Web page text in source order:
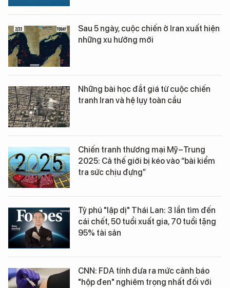
Sau 5 ngày, cuộc chiến ở Iran xuất hiện
những xu hướng mới
Những bài học đắt giá từ cuộc chiến
tranh Iran và hệ lụy toàn cầu
Chiến tranh thương mại Mỹ–Trung
2025: Cả thế giới bị kéo vào “bài kiểm
tra sức chịu đựng”
Tỷ phú "lập dị" Thái Lan: 3 lần tìm đến
cái chết, 50 tuổi xuất gia, 70 tuổi tặng
95% tài sản
CNN: FDA tính đưa ra mức cảnh báo
"hộp đen" nghiêm trọng nhất đối với